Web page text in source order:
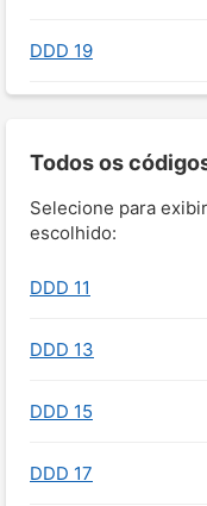
DDD 19
Todos os
Selecione para
escolhido:
DDD 11
DDD 13
DDD 15
DDD 17